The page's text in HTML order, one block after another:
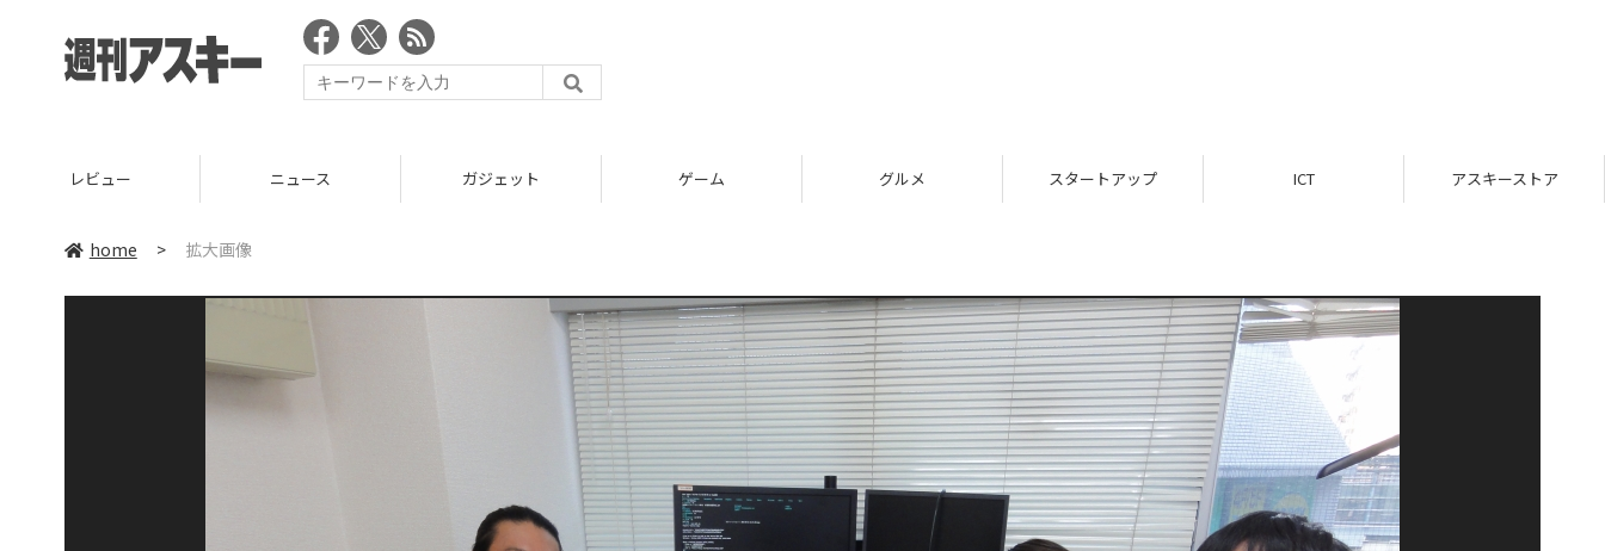
レビュー ニュース ガジェット ゲーム グルメ スタートアップ ICT アスキーストア
home > 拡大画像